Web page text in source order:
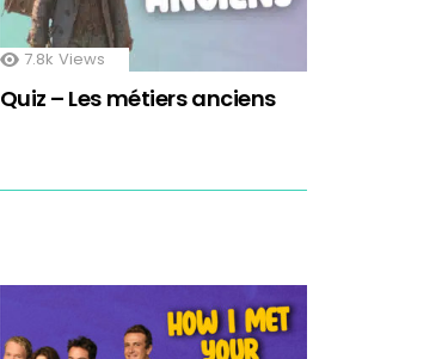
7.8k Views
Quiz – Les métiers anciens